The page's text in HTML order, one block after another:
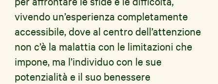
vivendo un’esperienza completamente
accessibile, dove al centro dell’attenzione
non c’è la malattia con le limitazioni che
impone, ma l’individuo con le sue
potenzialità e il suo benessere